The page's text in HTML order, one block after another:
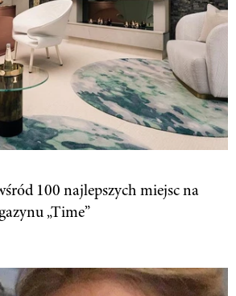
100 najlepszych miejsc na
„Time”